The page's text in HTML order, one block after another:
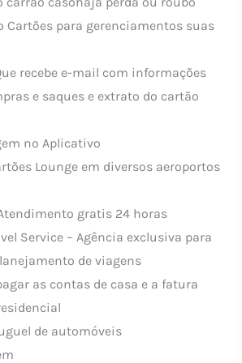
Cartões para gerenciamentos suas
recebe e-mail com informações
e saques e extrato do cartão
no Aplicativo
Lounge em diversos aeroportos
gratis 24 horas
Service – Agência exclusiva para
de viagens
as contas de casa e a fatura
de automóveis